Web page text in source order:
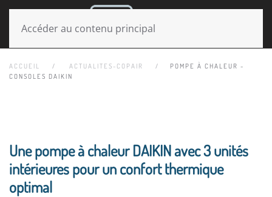
Accéder au contenu principal
ACCUEIL ACTUALITES-COPAIR
POMPE À CHALEUR -
CONSOLES DAIKIN
Une pompe à chaleur DAIKIN avec 3 unités
intérieures pour un confort thermique
optimal